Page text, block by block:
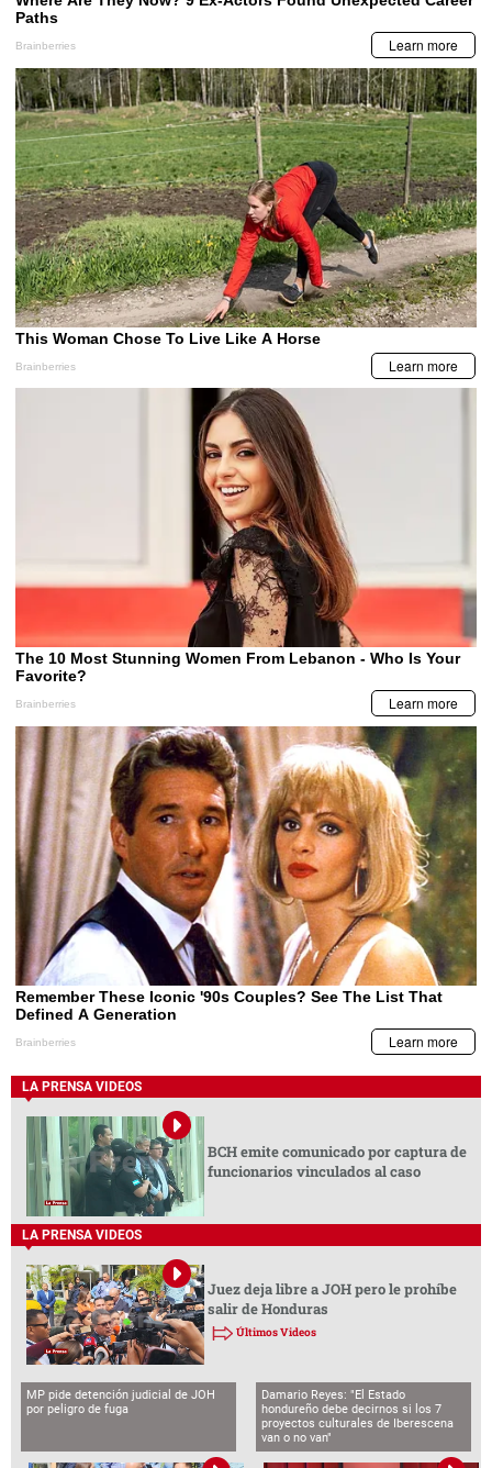
LA PRENSA VIDEOS
BCH emite comunicado por captura de
funcionarios vinculados al caso
LA PRENSA VIDEOS
Juez deja libre a JOH pero le prohíbe
salir de Honduras
Últimos Videos
MP pide detención judicial de JOH
por peligro de fuga
Damario Reyes: "El Estado
hondureño debe decirnos si los 7
proyectos culturales de Iberescena
van o no van"